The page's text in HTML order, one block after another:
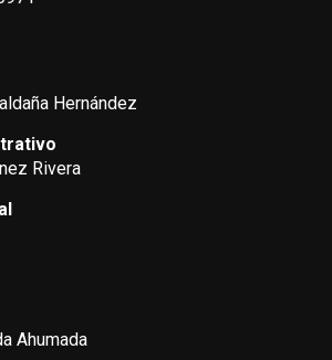
Hernández
Rivera
Ahumada